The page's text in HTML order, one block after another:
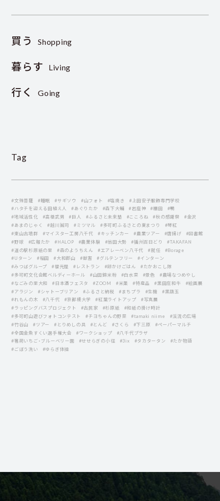
買う Shopping
暮らす Living
行く Going
Tag
#文殊菩薩 #睡眠 #サギソウ #山フォト #塩焼き
#上田安子服飾専門学校
#ハタチを迎える田植え人
#あぐりたか #森下大輔 #岩座神 #棚田
#鴨
#地域活性化
#高橋武男 #巨人 #ふるさと未来塾 #こころね #秋の感謝祭
#金沢
#あまのじゃく
#越川誠司 #ミツマル #多可町ふるさとの夏まつり
#琴紅
#東山古墳群
#マイスター工房八千代 #キッチンカー #農業ツアー #唐揚げ
#図書館
#野球
#広報たか #HALOP #農業体験 #翁田大勢 #播州百日どり
#TAKAFAN
#道の駅杉原紙の里
#森のようちえん #エアレーベン八千代 #就任
#Borage
#Uターン
#稲田 #大和郡山 #獣害 #グルテンフリー
#インターン
#みつばグループ
#福光屋 #レストラン #卵かけごはん
#たかおこし隊
#多可町文化会館ベルディーホール
#山田錦米粉 #白水菜 #景色
#農場なつめやし
#なごみの里大和
#日本酒フェスタ #ZOOM #米菓 #特産品 #黒田庄和牛
#絵画展
#アラジン
#シャトーブリアン #ふるさと納税 #まちプラ #生機
#黒葫玉
#れもんの木
#八千代 #京都橘大学 #紅葉ライトアップ
#写真展
#ラッピングバスプロジェクト
#古民家 #杉原紙
#和紙の掛け時計
#多可町山遊びフォトコンテスト
#チヨちゃんの野菜 #tamaki niime
#渓流の広場
#竹谷山
#ツアー #とりめしの具 #とんど #さくら #下三原
#ペーパーマルチ
#全国金魚すくい選手権大会
#ワークショップ
#八千代プラザ
#箸荷いちご・ブルーベリー園
#せせらぎの小径 #3ix #タカタータン
#たか物語
#ごぼう洗い
#ゆらぎ体操